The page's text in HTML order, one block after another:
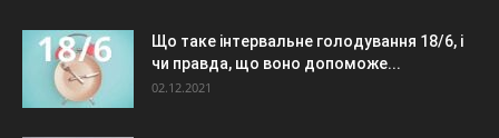
Що таке інтервальне голодування 18/6, і
чи правда, що воно допоможе...
02.12.2021